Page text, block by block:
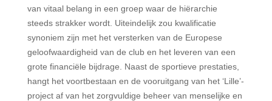
van vitaal belang in een groep waar de hiërarchie
steeds strakker wordt. Uiteindelijk zou kwalificatie
synoniem zijn met het versterken van de Europese
geloofwaardigheid van de club en het leveren van een
grote financiële bijdrage. Naast de sportieve prestaties,
hangt het voortbestaan en de vooruitgang van het ‘Lille’-
project af van het zorgvuldige beheer van menselijke en